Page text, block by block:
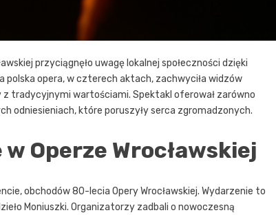
przyciągnęło uwagę lokalnej społeczności dzięki
polska opera, w czterech aktach, zachwyciła widzów
tradycyjnymi wartościami. Spektakl oferował zarówno
odniesieniach, które poruszyły serca zgromadzonych.
Operze Wrocławskiej
obchodów 80-lecia Opery Wrocławskiej. Wydarzenie to
Moniuszki. Organizatorzy zadbali o nowoczesną